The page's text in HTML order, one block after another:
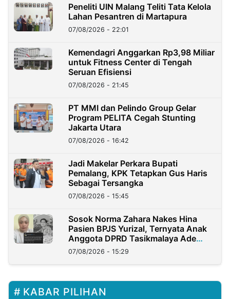
Peneliti UIN Malang Teliti Tata Kelola
Lahan Pesantren di Martapura
07/08/2026 - 22:01
Kemendagri Anggarkan Rp3,98 Miliar
untuk Fitness Center di Tengah
Seruan Efisiensi
07/08/2026 - 21:45
PT MMI dan Pelindo Group Gelar
Program PELITA Cegah Stunting
Jakarta Utara
07/08/2026 - 16:42
Jadi Makelar Perkara Bupati
Pemalang, KPK Tetapkan Gus Haris
Sebagai Tersangka
07/08/2026 - 15:45
Sosok Norma Zahara Nakes Hina
Pasien BPJS Yurizal, Ternyata Anak
Anggota DPRD Tasikmalaya Ade
Lukman
07/08/2026 - 15:29
KABAR PILIHAN